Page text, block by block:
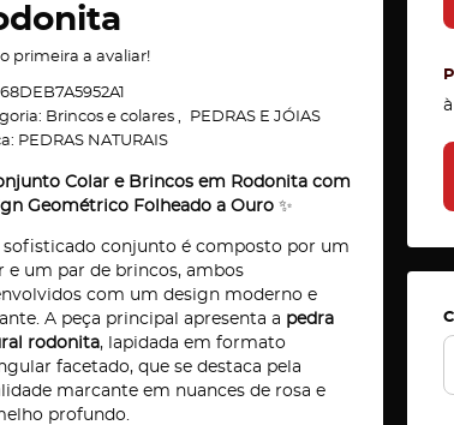
primeira a avaliar!
68DEB7A5952A1
Brincos e colares
PEDRAS E JÓIAS
PEDRAS NATURAIS
Colar e Brincos em Rodonita com
Geométrico Folheado a Ouro ✨
sofisticado conjunto é composto por um
e um par de brincos, ambos
com um design moderno e
A peça principal apresenta a pedra
rodonita, lapidada em formato
facetado, que se destaca pela
marcante em nuances de rosa e
profundo.